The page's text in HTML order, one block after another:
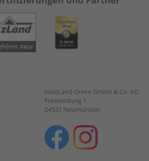
HolzLand Greve GmbH & Co. KG
Freesenburg 1
24537 Neumünster